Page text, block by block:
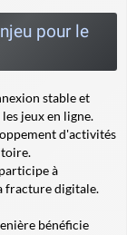
pour le
stable et
jeux en ligne.
d'activités
à
fracture digitale.
bénéficie